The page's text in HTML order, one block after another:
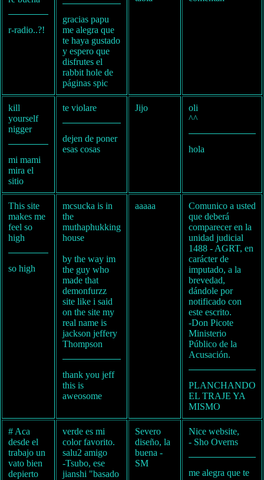
r-radio..?!
gracias papu
me alegra que
te haya gustado
y espero que
disfrutes el
rabbit hole de
páginas spic
kill
yourself
nigger
mi mami
mira el
sitio
te violare
dejen de poner
esas cosas
Jijo
oli
^^
hola
This site
makes me
feel so
high
so high
mcsucka is in
the
muthaphukking
house
by the way im
the guy who
made that
demonfurzz
site like i said
on the site my
real name is
jackson jeffery
Thompson
thank you jeff
this is
aweosome
aaaaa
Comunico a usted
que deberá
comparecer en la
unidad judicial
1488 - AGRT, en
carácter de
imputado, a la
brevedad,
dándole por
notificado con
este escrito.
-Don Picote
Ministerio
Público de la
Acusación.
PLANCHANDO
EL TRAJE YA
MISMO
# Aca
desde el
trabajo un
vato bien
depierto
verde es mi
color favorito.
salu2 amigo
-Tsubo, ese
jianshi "basado
Severo
diseño, la
buena -
SM
Nice website,
- Sho Overns
me alegra que te